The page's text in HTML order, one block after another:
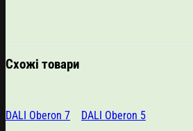
Схожі товари
DALI Oberon 7
DALI Oberon 5